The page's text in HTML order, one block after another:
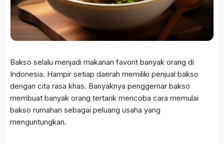
Bakso selalu menjadi makanan favorit banyak orang di
Indonesia. Hampir setiap daerah memiliki penjual bakso
dengan cita rasa khas. Banyaknya penggemar bakso
membuat banyak orang tertarik mencoba cara memulai
bakso rumahan sebagai peluang usaha yang
menguntungkan.